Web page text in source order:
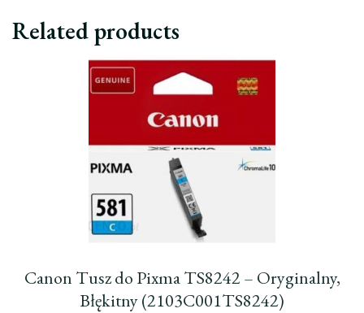
Related products
Canon Tusz do Pixma TS8242 – Oryginalny,
Błękitny (2103C001TS8242)